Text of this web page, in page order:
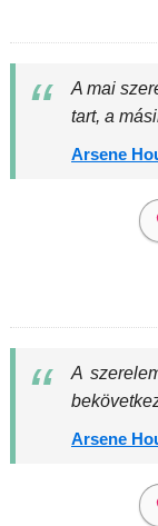
A mai
tart, a
Arsene
A
Arsene